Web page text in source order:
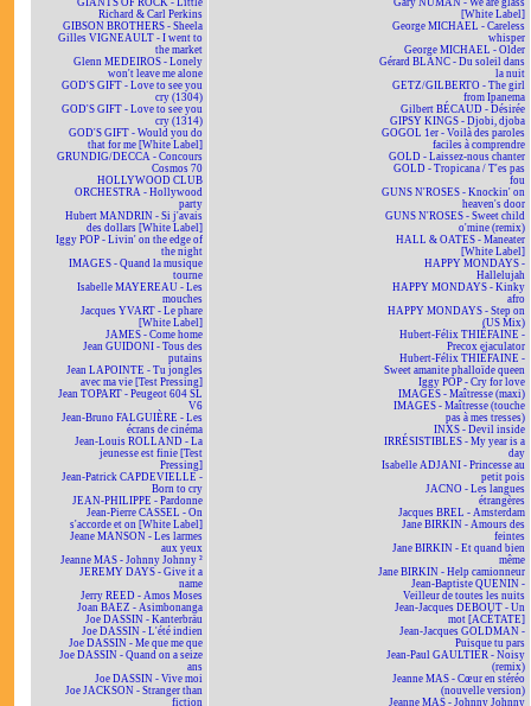
GIANTS OF ROCK - Little
Richard & Carl Perkins
GIBSON BROTHERS - Sheela
Gilles VIGNEAULT - I went to
the market
Glenn MEDEIROS - Lonely
won't leave me alone
GOD'S GIFT - Love to see you
cry (1304)
GOD'S GIFT - Love to see you
cry (1314)
GOD'S GIFT - Would you do
that for me [White Label]
GRUNDIG/DECCA - Concours
Cosmos 70
HOLLYWOOD CLUB
ORCHESTRA - Hollywood
party
Hubert MANDRIN - Si j'avais
des dollars [White Label]
Iggy POP - Livin' on the edge of
the night
IMAGES - Quand la musique
tourne
Isabelle MAYEREAU - Les
mouches
Jacques YVART - Le phare
[White Label]
JAMES - Come home
Jean GUIDONI - Tous des
putains
Jean LAPOINTE - Tu jongles
avec ma vie [Test Pressing]
Jean TOPART - Peugeot 604 SL
V6
Jean-Bruno FALGUIÈRE - Les
écrans de cinéma
Jean-Louis ROLLAND - La
jeunesse est finie [Test
Pressing]
Jean-Patrick CAPDEVIELLE -
Born to cry
JEAN-PHILIPPE - Pardonne
Jean-Pierre CASSEL - On
s'accorde et on [White Label]
Jeane MANSON - Les larmes
aux yeux
Jeanne MAS - Johnny Johnny ²
JEREMY DAYS - Give it a
name
Jerry REED - Amos Moses
Joan BAEZ - Asimbonanga
Joe DASSIN - Kanterbräu
Joe DASSIN - L'été indien
Joe DASSIN - Me que me que
Joe DASSIN - Quand on a seize
ans
Joe DASSIN - Vive moi
Joe JACKSON - Stranger than
fiction
Gary NUMAN - We are glass
[White Label]
George MICHAEL - Careless
whisper
George MICHAEL - Older
Gérard BLANC - Du soleil dans
la nuit
GETZ/GILBERTO - The girl
from Ipanema
Gilbert BÉCAUD - Désirée
GIPSY KINGS - Djobi, djoba
GOGOL 1er - Voilà des paroles
faciles à comprendre
GOLD - Laissez-nous chanter
GOLD - Tropicana / T'es pas
fou
GUNS N'ROSES - Knockin' on
heaven's door
GUNS N'ROSES - Sweet child
o'mine (remix)
HALL & OATES - Maneater
[White Label]
HAPPY MONDAYS -
Hallelujah
HAPPY MONDAYS - Kinky
afro
HAPPY MONDAYS - Step on
(US Mix)
Hubert-Félix THIÉFAINE -
Precox ejaculator
Hubert-Félix THIÉFAINE -
Sweet amanite phalloïde queen
Iggy POP - Cry for love
IMAGES - Maîtresse (maxi)
IMAGES - Maîtresse (touche
pas à mes tresses)
INXS - Devil inside
IRRÉSISTIBLES - My year is a
day
Isabelle ADJANI - Princesse au
petit pois
JACNO - Les langues
étrangères
Jacques BREL - Amsterdam
Jane BIRKIN - Amours des
feintes
Jane BIRKIN - Et quand bien
même
Jane BIRKIN - Help camionneur
Jean-Baptiste QUENIN -
Veilleur de toutes les nuits
Jean-Jacques DEBOUT - Un
mot [ACÉTATE]
Jean-Jacques GOLDMAN -
Puisque tu pars
Jean-Paul GAULTIER - Noisy
(remix)
Jeanne MAS - Cœur en stéréo
(nouvelle version)
Jeanne MAS - Johnny Johnny